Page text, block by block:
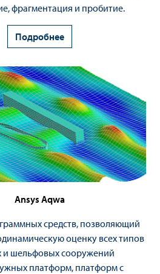
фрагментация и пробитие.
Подробнее
Ansys Aqwa
средств, позволяющий
оценку всех типов
и шельфовых сооружений
платформ, платформ с